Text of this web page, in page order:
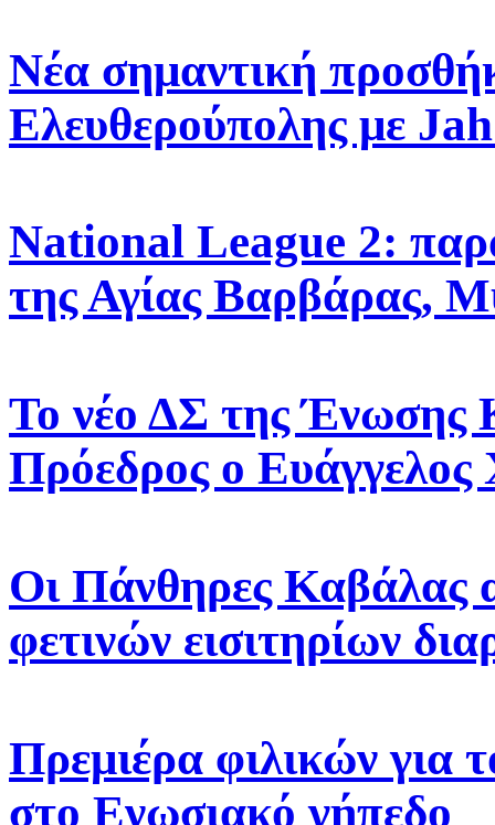
Νέα σημαντική
Ελευθερούπολης με
Νational League 2:
της Αγίας Βαρβάρας,
Το νέο ΔΣ της Ένωσης
Πρόεδρος ο Ευάγγελος
Οι Πάνθηρες Καβάλας
φετινών εισιτηρίων
Πρεμιέρα φιλικών
στο Ενωσιακό γήπεδο